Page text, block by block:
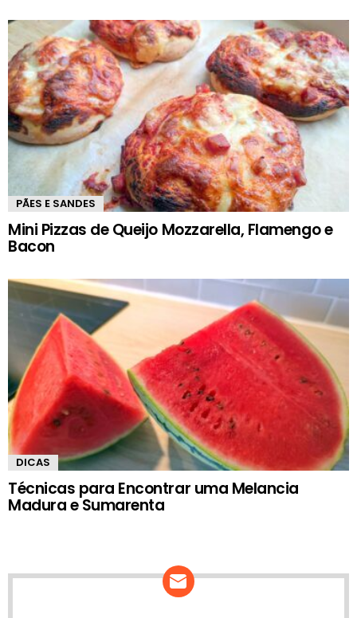
PÃES E SANDES
Mini Pizzas de Queijo Mozzarella, Flamengo e
Bacon
DICAS
Técnicas para Encontrar uma Melancia
Madura e Sumarenta